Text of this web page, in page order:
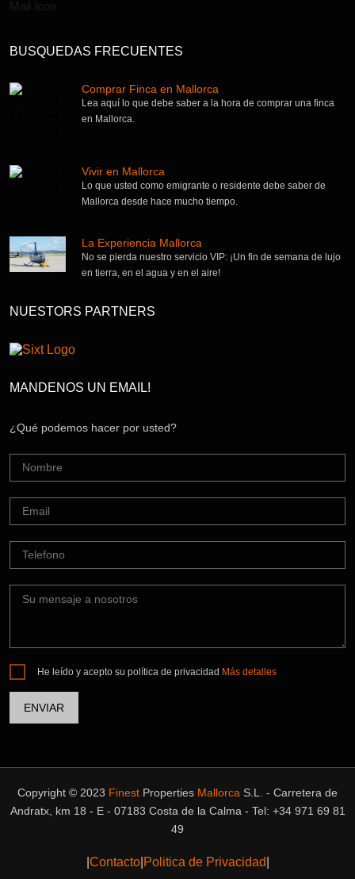
BUSQUEDAS FRECUENTES
Comprar Finca en Mallorca
Lea aquí lo que debe saber a la hora de comprar una finca
en Mallorca.
Vivir en Mallorca
Lo que usted como emigrante o residente debe saber de
Mallorca desde hace mucho tiempo.
La Experiencia Mallorca
No se pierda nuestro servicio VIP: ¡Un fin de semana de lujo
en tierra, en el agua y en el aire!
NUESTORS PARTNERS
MANDENOS UN EMAIL!
¿Qué podemos hacer por usted?
He leído y acepto su política de privacidad Más detalles
Copyright © 2023 Finest Properties Mallorca S.L. - Carretera de
Andratx, km 18 - E - 07183 Costa de la Calma - Tel: +34 971 69 81
49
Contacto| Politica de Privacidad